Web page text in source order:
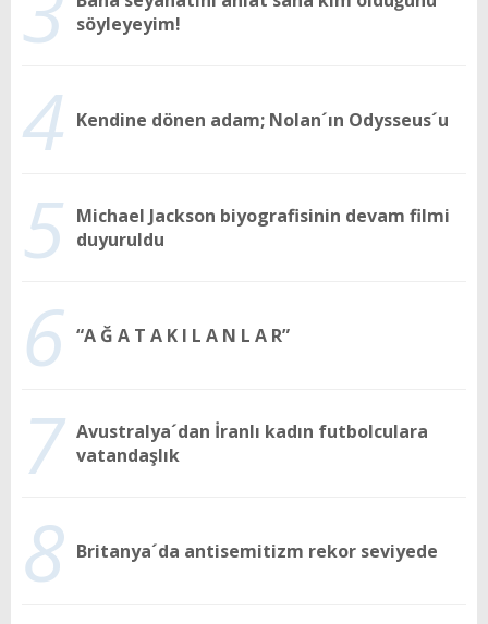
söyleyeyim!
4 Kendine dönen adam; Nolan´ın Odysseus´u
5 Michael Jackson biyografisinin devam filmi
duyuruldu
6 “A Ğ A T A K I L A N L A R”
7 Avustralya´dan İranlı kadın futbolculara
vatandaşlık
8 Britanya´da antisemitizm rekor seviyede